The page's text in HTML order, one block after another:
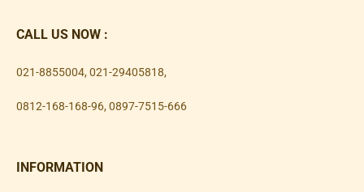
CALL US NOW :
021-8855004, 021-29405818,
0812-168-168-96, 0897-7515-666
INFORMATION